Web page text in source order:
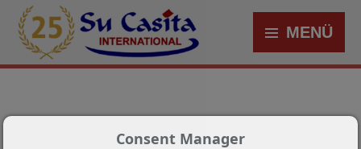
MENÜ
Consent Manager